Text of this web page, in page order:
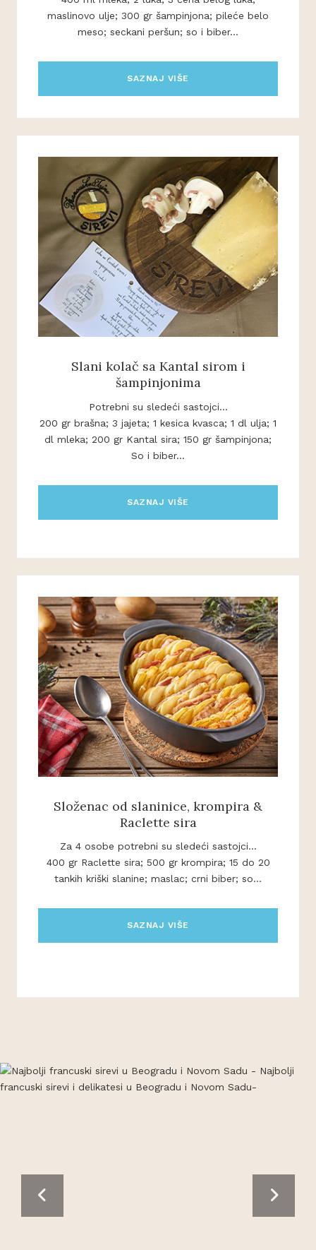
maslinovo ulje; 300 gr šampinjona; pileće belo
meso; seckani peršun; so i biber...
SAZNAJ VIŠE
Slani kolač sa Kantal sirom i
šampinjonima
Potrebni su sledeći sastojci...
200 gr brašna; 3 jajeta; 1 kesica kvasca; 1 dl ulja; 1
dl mleka; 200 gr Kantal sira; 150 gr šampinjona;
So i biber...
SAZNAJ VIŠE
Složenac od slaninice, krompira &
Raclette sira
Za 4 osobe potrebni su sledeći sastojci...
400 gr Raclette sira; 500 gr krompira; 15 do 20
tankih kriški slanine; maslac; crni biber; so...
SAZNAJ VIŠE